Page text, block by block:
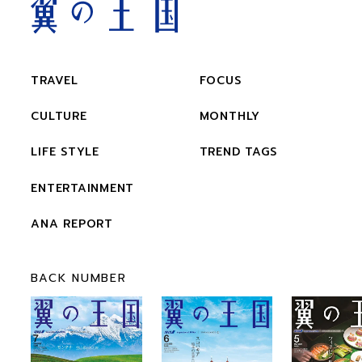
TRAVEL
CULTURE
LIFE STYLE
ENTERTAINMENT
ANA REPORT
FOCUS
MONTHLY
TREND TAGS
BACK NUMBER